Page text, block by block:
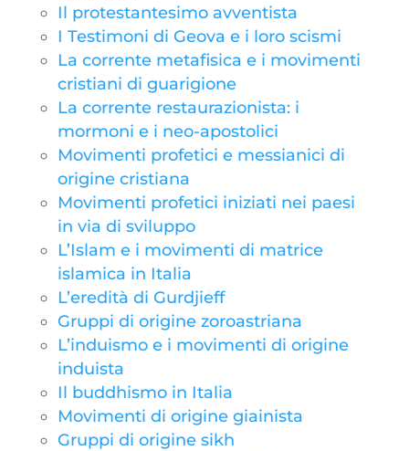
Il protestantesimo avventista
I Testimoni di Geova e i loro scismi
La corrente metafisica e i movimenti
cristiani di guarigione
La corrente restaurazionista: i
mormoni e i neo-apostolici
Movimenti profetici e messianici di
origine cristiana
Movimenti profetici iniziati nei paesi
in via di sviluppo
L’Islam e i movimenti di matrice
islamica in Italia
L’eredità di Gurdjieff
Gruppi di origine zoroastriana
L’induismo e i movimenti di origine
induista
Il buddhismo in Italia
Movimenti di origine giainista
Gruppi di origine sikh